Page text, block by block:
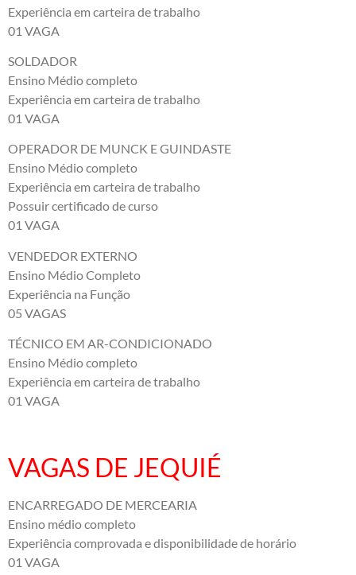
Experiência em carteira de trabalho
01 VAGA
SOLDADOR
Ensino Médio completo
Experiência em carteira de trabalho
01 VAGA
OPERADOR DE MUNCK E GUINDASTE
Ensino Médio completo
Experiência em carteira de trabalho
Possuir certificado de curso
01 VAGA
VENDEDOR EXTERNO
Ensino Médio Completo
Experiência na Função
05 VAGAS
TÉCNICO EM AR-CONDICIONADO
Ensino Médio completo
Experiência em carteira de trabalho
01 VAGA
VAGAS DE JEQUIÉ
ENCARREGADO DE MERCEARIA
Ensino médio completo
Experiência comprovada e disponibilidade de horário
01 VAGA